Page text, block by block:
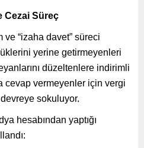
Cezai Süreç
“izaha davet” süreci
yerine getirmeyenleri
düzeltenlere indirimli
cevap vermeyenler için vergi
sokuluyor.
hesabından yaptığı